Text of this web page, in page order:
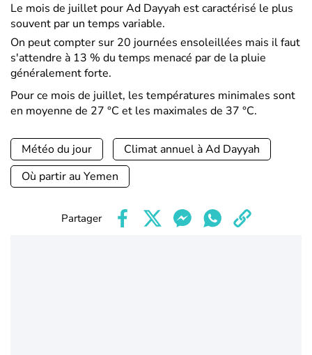
Le mois de juillet pour Ad Dayyah est caractérisé le plus
souvent par un temps variable.
On peut compter sur 20 journées ensoleillées mais il faut
s'attendre à 13 % du temps menacé par de la pluie
généralement forte.
Pour ce mois de juillet, les températures minimales sont
en moyenne de 27 °C et les maximales de 37 °C.
Météo du jour
Climat annuel à Ad Dayyah
Où partir au Yemen
Partager